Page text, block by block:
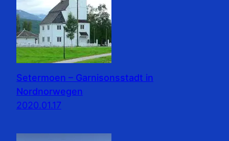
Setermoen – Garnisonsstadt in
Nordnorwegen
2020.01.17